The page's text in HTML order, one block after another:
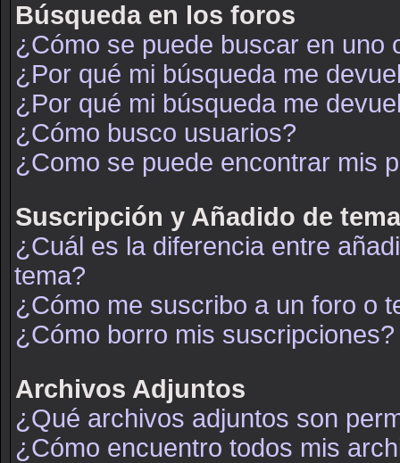
Búsqueda en los foros
¿Cómo se puede buscar en uno
¿Por qué mi búsqueda me
¿Por qué mi búsqueda me
¿Cómo busco usuarios?
¿Como se puede encontrar mis
Suscripción y Añadido de
¿Cuál es la diferencia entre
tema?
¿Cómo me suscribo a un foro o
¿Cómo borro mis suscripciones?
Archivos Adjuntos
¿Qué archivos adjuntos son
¿Cómo encuentro todos mis